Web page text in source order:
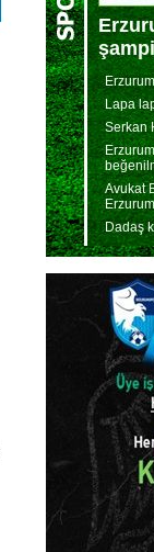
Lapa
Serkan
Avukat
Dadaş